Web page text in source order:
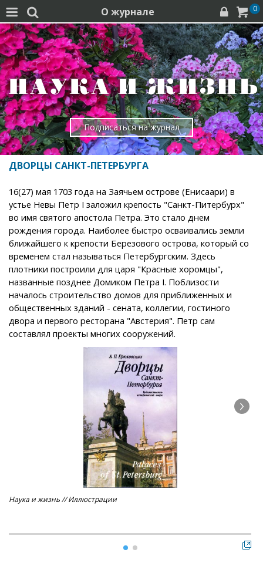
  О журнале   0
Подписаться на журнал
ДВОРЦЫ САНКТ-ПЕТЕРБУРГА
16(27) мая 1703 года на Заячьем острове (Енисаари) в
устье Невы Петр I заложил крепость "Санкт-Питербурх"
во имя святого апостола Петра. Это стало днем
рождения города. Наиболее быстро осваивались земли
ближайшего к крепости Березового острова, который со
временем стал называться Петербургским. Здесь
плотники построили для царя "Красные хоромцы",
названные позднее Домиком Петра I. Поблизости
началось строительство домов для приближенных и
общественных зданий - сената, коллегии, гостиного
двора и первого ресторана "Австерия". Петр сам
составлял проекты многих сооружений.
Наука и жизнь // Иллюстрации